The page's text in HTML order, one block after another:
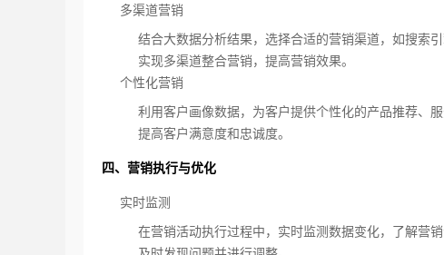
多渠道营销
结合大数据分析结果，选择合适的营销渠道，如搜索
实现多渠道整合营销，提高营销效果。
个性化营销
利用客户画像数据，为客户提供个性化的产品推荐、服
提高客户满意度和忠诚度。
四、营销执行与优化
实时监测
在营销活动执行过程中，实时监测数据变化，了解营销